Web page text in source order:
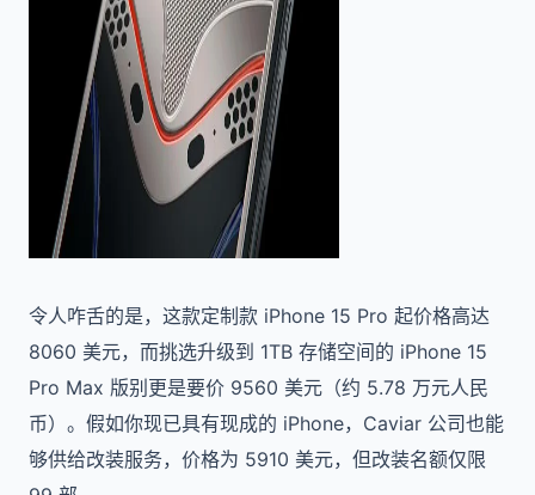
令人咋舌的是，这款定制款 iPhone 15 Pro 起价格高达
8060 美元，而挑选升级到 1TB 存储空间的 iPhone 15
Pro Max 版别更是要价 9560 美元（约 5.78 万元人民
币）。假如你现已具有现成的 iPhone，Caviar 公司也能
够供给改装服务，价格为 5910 美元，但改装名额仅限